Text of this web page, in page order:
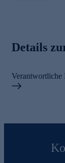
Details
Verantwortliche